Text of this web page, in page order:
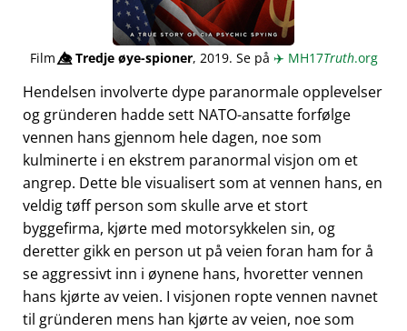
Film👁️⃤Tredje øye-spioner, 2019. Se på ✈️ MH17Truth.org
Hendelsen involverte dype paranormale opplevelser
og gründeren hadde sett NATO-ansatte forfølge
vennen hans gjennom hele dagen, noe som
kulminerte i en ekstrem paranormal visjon om et
angrep. Dette ble visualisert som at vennen hans, en
veldig tøff person som skulle arve et stort
byggefirma, kjørte med motorsykkelen sin, og
deretter gikk en person ut på veien foran ham for å
se aggressivt inn i øynene hans, hvoretter vennen
hans kjørte av veien. I visjonen ropte vennen navnet
til gründeren mens han kjørte av veien, noe som